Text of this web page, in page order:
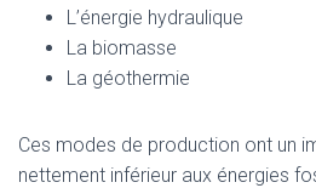
L’énergie hydraulique
La biomasse
La géothermie
Ces modes de production ont un
nettement inférieur aux énergies